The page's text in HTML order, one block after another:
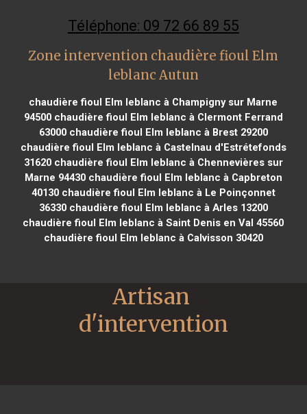
Téléphone: 09 72 66 89 55
Zone intervention chaudière fioul Elm
leblanc Autun
chaudière fioul Elm leblanc à Champigny sur Marne
94500chaudière fioul Elm leblanc à Clermont Ferrand
63000chaudière fioul Elm leblanc à Brest 29200
chaudière fioul Elm leblanc à Castelnau d'Estrétefonds
31620chaudière fioul Elm leblanc à Chennevières sur
Marne 94430chaudière fioul Elm leblanc à Capbreton
40130chaudière fioul Elm leblanc à Le Poinçonnet
36330chaudière fioul Elm leblanc à Arles 13200
chaudière fioul Elm leblanc à Saint Denis en Val 45560
chaudière fioul Elm leblanc à Calvisson 30420
Artisan
d'intervention